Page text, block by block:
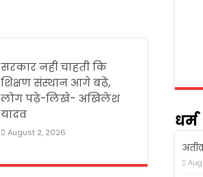
सरकार नहीं चाहती कि
शिक्षण संस्थान आगे बढ़ें,
लोग पढ़े-लिखे- अखिलेश
यादव
August 2, 2026
धर्म